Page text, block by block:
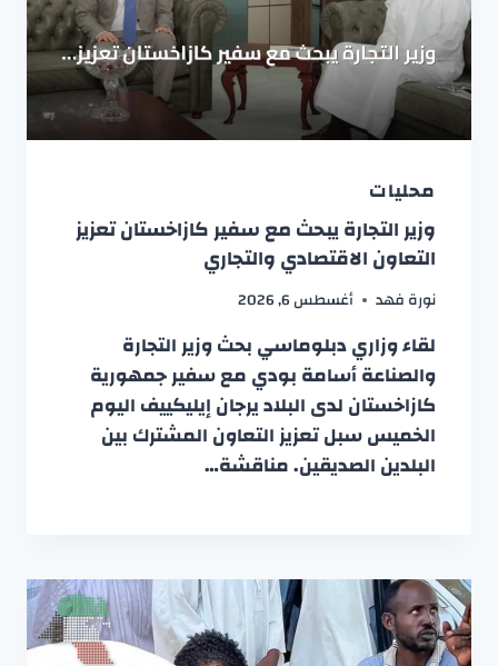
محليات
وزير التجارة يبحث مع سفير كازاخستان تعزيز
التعاون الاقتصادي والتجاري
نورة فهد أغسطس 6, 2026
لقاء وزاري دبلوماسي بحث وزير التجارة
والصناعة أسامة بودي مع سفير جمهورية
كازاخستان لدى البلاد يرجان إيليكييف اليوم
الخميس سبل تعزيز التعاون المشترك بين
البلدين الصديقين. مناقشة…